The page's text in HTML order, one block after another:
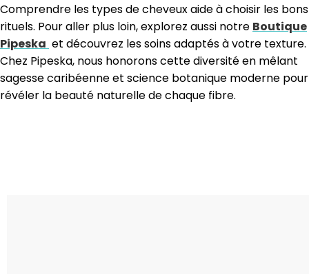
Comprendre les types de cheveux aide à choisir les bons
rituels. Pour aller plus loin, explorez aussi notre Boutique
Pipeska et découvrez les soins adaptés à votre texture.
Chez Pipeska, nous honorons cette diversité en mêlant
sagesse caribéenne et science botanique moderne pour
révéler la beauté naturelle de chaque fibre.